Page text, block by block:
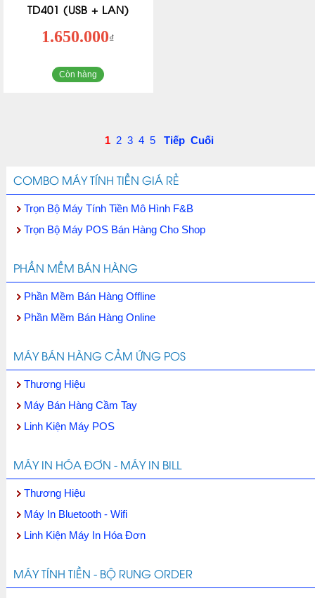
TD401 (USB + LAN)
1.650.000₫
Còn hàng
1 2 3 4 5 Tiếp Cuối
COMBO MÁY TÍNH TIỀN GIÁ RẺ
Trọn Bộ Máy Tính Tiền Mô Hình F&B
Trọn Bộ Máy POS Bán Hàng Cho Shop
PHẦN MỀM BÁN HÀNG
Phần Mềm Bán Hàng Offline
Phần Mềm Bán Hàng Online
MÁY BÁN HÀNG CẢM ỨNG POS
Thương Hiệu
Máy Bán Hàng Cầm Tay
Linh Kiện Máy POS
MÁY IN HÓA ĐƠN - MÁY IN BILL
Thương Hiệu
Máy In Bluetooth - Wifi
Linh Kiện Máy In Hóa Đơn
MÁY TÍNH TIỀN - BỘ RUNG ORDER